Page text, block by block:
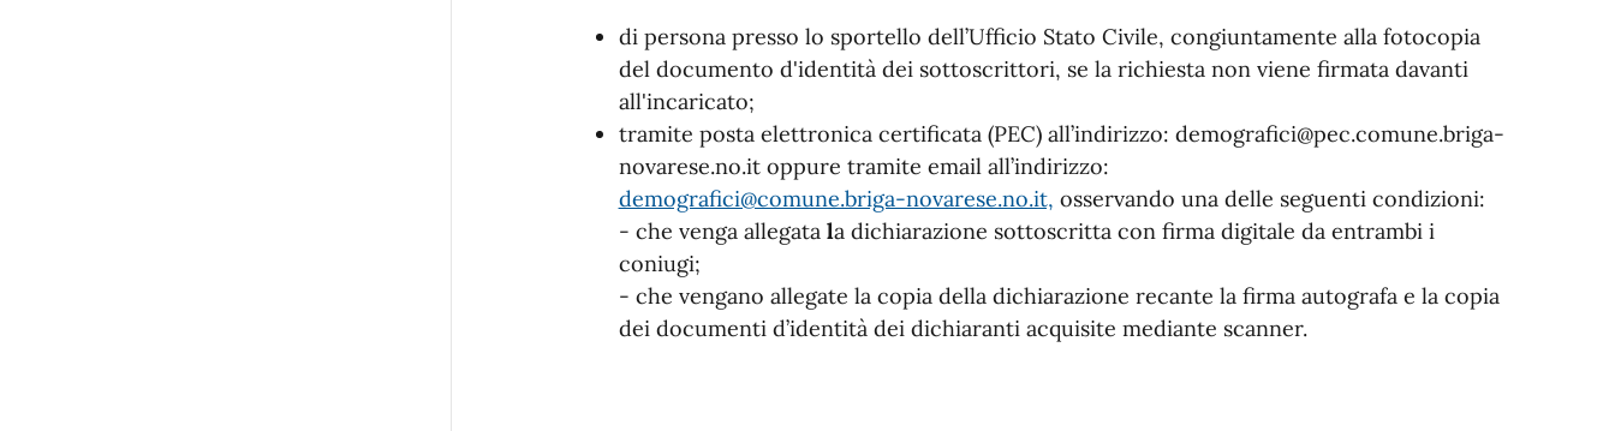
di persona presso lo sportello dell’Ufficio Stato Civile, congiuntamente alla fotocopia
del documento d'identità dei sottoscrittori, se la richiesta non viene firmata davanti
all'incaricato;
tramite posta elettronica certificata (PEC) all’indirizzo: demografici@pec.comune.briga-
novarese.no.it oppure tramite email all’indirizzo:
demografici@comune.briga-novarese.no.it, osservando una delle seguenti condizioni:
- che venga allegata la dichiarazione sottoscritta con firma digitale da entrambi i
coniugi;
- che vengano allegate la copia della dichiarazione recante la firma autografa e la copia
dei documenti d’identità dei dichiaranti acquisite mediante scanner.